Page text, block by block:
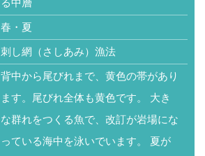
る中層
春・夏
刺し網（さしあみ）漁法
背中から尾びれまで、黄色の帯があり
ます。尾びれ全体も黄色です。 大き
な群れをつくる魚で、改訂が岩場にな
っている海中を泳いでいます。 夏が